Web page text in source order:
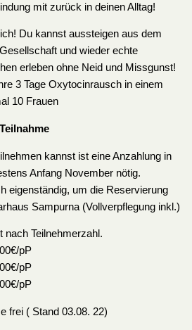
mit zurück in deinen Alltag!
Du kannst aussteigen aus dem
und wieder echte
erleben ohne Neid und Missgunst!
3 Tage Oxytocinrausch in einem
10 Frauen
kannst ist eine Anzahlung in
Anfang November nötig.
eigenständig, um die Reservierung
Sampurna (Vollverpflegung inkl.)
nach Teilnehmerzahl.
pP
pP
pP
frei ( Stand 03.08. 22)